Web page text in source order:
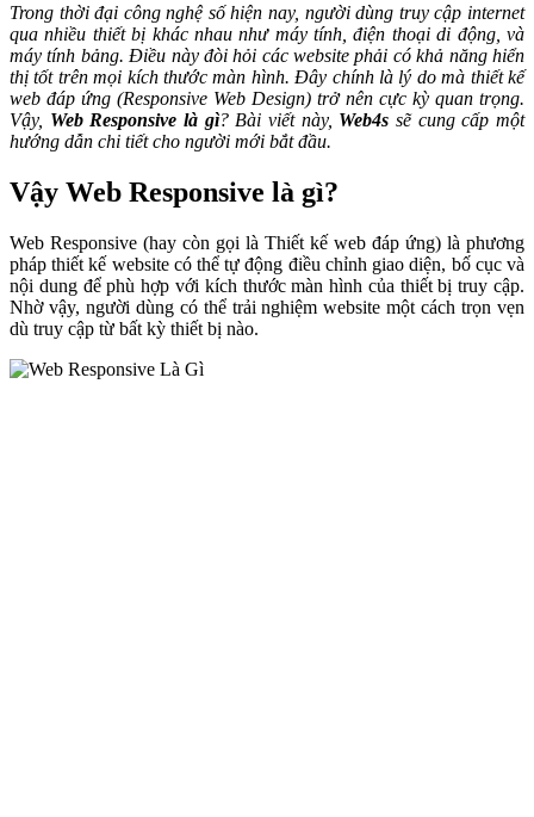
Trong thời đại công nghệ số hiện nay, người dùng truy cập internet
qua nhiều thiết bị khác nhau như máy tính, điện thoại di động, và
máy tính bảng. Điều này đòi hỏi các website phải có khả năng hiển
thị tốt trên mọi kích thước màn hình. Đây chính là lý do mà thiết kế
web đáp ứng (Responsive Web Design) trở nên cực kỳ quan trọng.
Vậy, Web Responsive là gì? Bài viết này, Web4s sẽ cung cấp một
hướng dẫn chi tiết cho người mới bắt đầu.
Vậy Web Responsive là gì?
Web Responsive (hay còn gọi là Thiết kế web đáp ứng) là phương
pháp thiết kế website có thể tự động điều chỉnh giao diện, bố cục và
nội dung để phù hợp với kích thước màn hình của thiết bị truy cập.
Nhờ vậy, người dùng có thể trải nghiệm website một cách trọn vẹn
dù truy cập từ bất kỳ thiết bị nào.